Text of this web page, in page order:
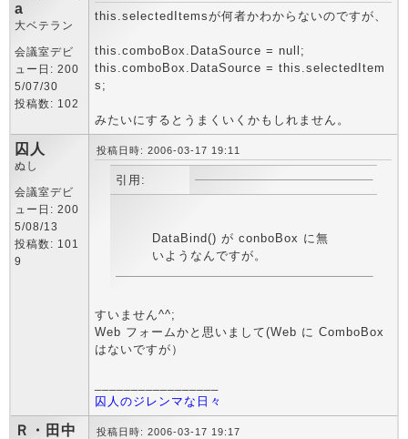
a
大ベテラン
会議室デビ
ュー日: 200
5/07/30
投稿数: 102
this.selectedItemsが何者かわからないのですが、
this.comboBox.DataSource = null;
this.comboBox.DataSource = this.selectedItem
s;
みたいにするとうまくいくかもしれません。
囚人
ぬし
会議室デビ
ュー日: 200
5/08/13
投稿数: 101
9
投稿日時: 2006-03-17 19:11
引用:
DataBind() が conboBox に無
いようなんですが。
すいません^^;
Web フォームかと思いまして(Web に ComboBox
はないですが）
囚人のジレンマな日々
Ｒ・田中
投稿日時: 2006-03-17 19:17